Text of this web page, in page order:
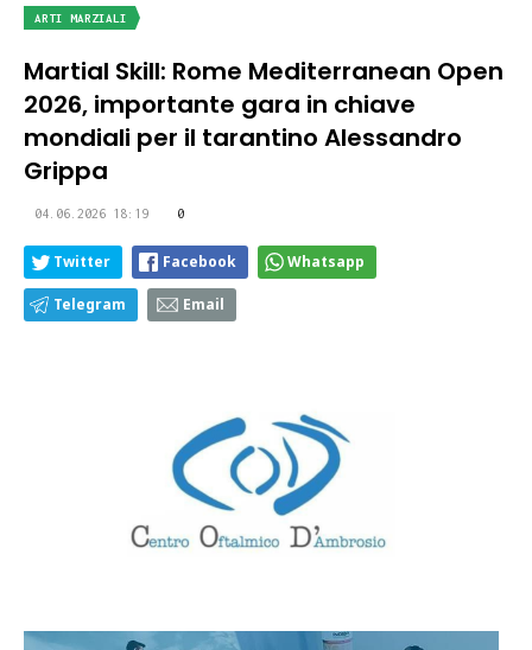
ARTI MARZIALI
Martial Skill: Rome Mediterranean Open
2026, importante gara in chiave
mondiali per il tarantino Alessandro
Grippa
04.06.2026 18:19 0
Twitter Facebook Whatsapp
Telegram Email